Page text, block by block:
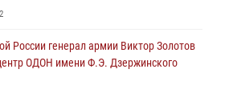
к утренней разминке у
2
России генерал армии Виктор Золотов
ОДОН имени Ф.Э. Дзержинского